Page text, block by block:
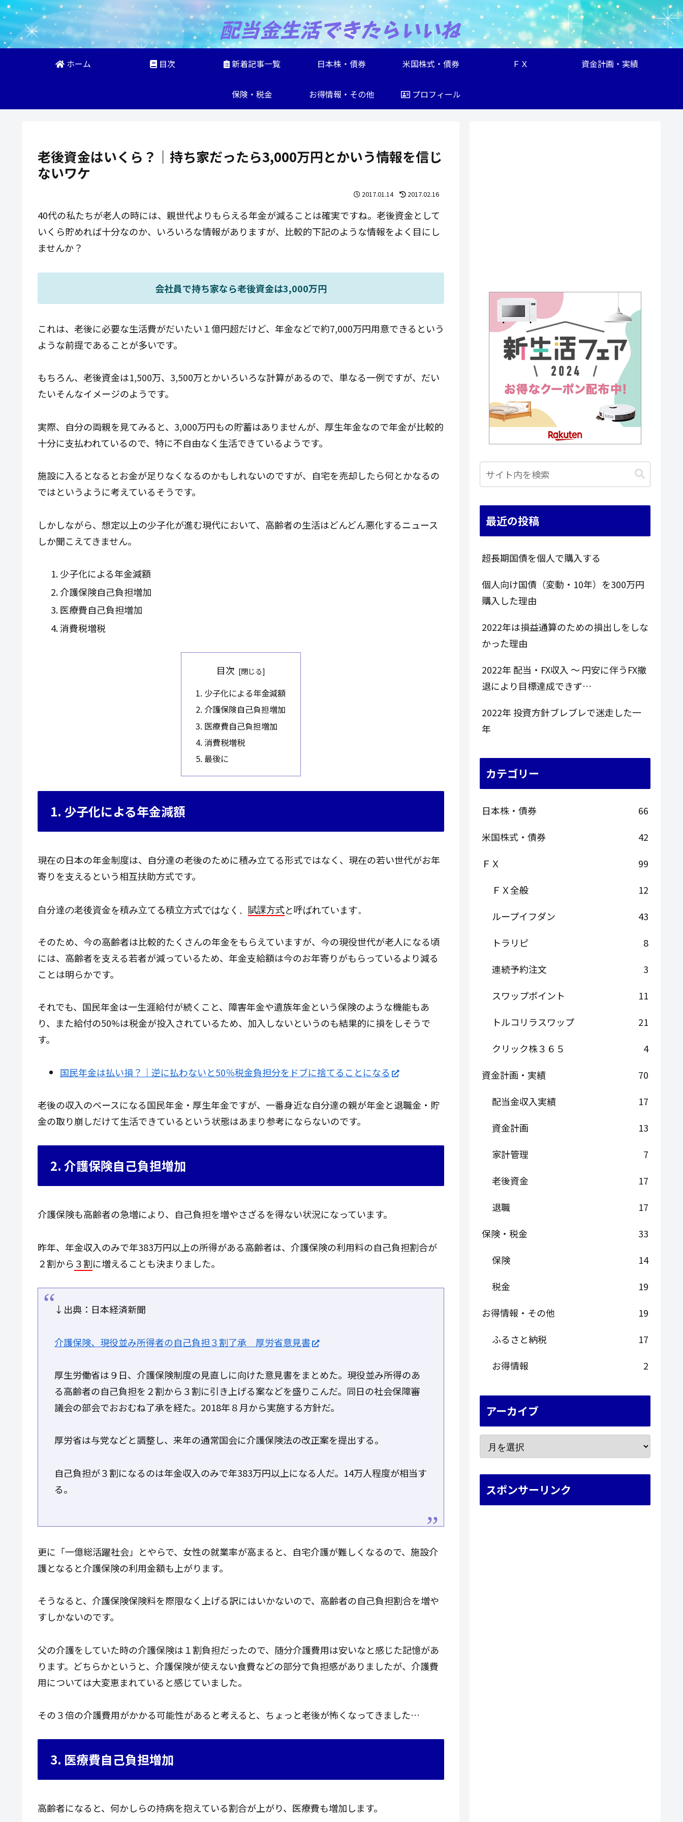
ホーム 目次 新着記事一覧 日本株・債券 米国株式・債券 ＦＸ 資金計画・実績
保険・税金 お得情報・その他 プロフィール
老後資金はいくら？｜持ち家だったら3,000万円とかいう情報を信じ
ないワケ
2017.01.14 2017.02.16
40代の私たちが老人の時には、親世代よりもらえる年金が減ることは確実ですね。老後資金として
いくら貯めれば十分なのか、いろいろな情報がありますが、比較的下記のような情報をよく目にし
ませんか？
会社員で持ち家なら老後資金は3,000万円
これは、老後に必要な生活費がだいたい１億円超だけど、年金などで約7,000万円用意できるという
ような前提であることが多いです。
もちろん、老後資金は1,500万、3,500万とかいろいろな計算があるので、単なる一例ですが、だい
たいそんなイメージのようです。
実際、自分の両親を見てみると、3,000万円もの貯蓄はありませんが、厚生年金なので年金が比較的
十分に支払われているので、特に不自由なく生活できているようです。
施設に入るとなるとお金が足りなくなるのかもしれないのですが、自宅を売却したら何とかなるの
ではというように考えているそうです。
しかしながら、想定以上の少子化が進む現代において、高齢者の生活はどんどん悪化するニュース
しか聞こえてきません。
少子化による年金減額
介護保険自己負担増加
医療費自己負担増加
消費税増税
目次
1. 少子化による年金減額
2. 介護保険自己負担増加
3. 医療費自己負担増加
4. 消費税増税
5. 最後に
1. 少子化による年金減額
現在の日本の年金制度は、自分達の老後のために積み立てる形式ではなく、現在の若い世代がお年
寄りを支えるという相互扶助方式です。
自分達の老後資金を積み立てる積立方式ではなく、 賦課方式と呼ばれています。
そのため、今の高齢者は比較的たくさんの年金をもらえていますが、今の現役世代が老人になる頃
には、高齢者を支える若者が減っているため、年金支給額は今のお年寄りがもらっているより減る
ことは明らかです。
それでも、国民年金は一生涯給付が続くこと、障害年金や遺族年金という保険のような機能もあ
り、また給付の50%は税金が投入されているため、加入しないというのも結果的に損をしそうで
す。
国民年金は払い損？｜逆に払わないと50％税金負担分をドブに捨てることになる
老後の収入のベースになる国民年金・厚生年金ですが、一番身近な自分達の親が年金と退職金・貯
金の取り崩しだけて生活できているという状態はあまり参考にならないのです。
2. 介護保険自己負担増加
介護保険も高齢者の急増により、自己負担を増やさざるを得ない状況になっています。
昨年、年金収入のみで年383万円以上の所得がある高齢者は、介護保険の利用料の自己負担割合が
２割から ３割に増えることも決まりました。
↓出典：日本経済新聞
介護保険、現役並み所得者の自己負担３割了承 厚労省意見書
厚生労働省は９日、介護保険制度の見直しに向けた意見書をまとめた。現役並み所得のあ
る高齢者の自己負担を２割から３割に引き上げる案などを盛りこんだ。同日の社会保障審
議会の部会でおおむね了承を経た。2018年８月から実施する方針だ。
厚労省は与党などと調整し、来年の通常国会に介護保険法の改正案を提出する。
自己負担が３割になるのは年金収入のみで年383万円以上になる人だ。14万人程度が相当す
る。
更に「一億総活躍社会」とやらで、女性の就業率が高まると、自宅介護が難しくなるので、施設介
護となると介護保険の利用金額も上がります。
そうなると、介護保険保険料を際限なく上げる訳にはいかないので、高齢者の自己負担割合を増や
すしかないのです。
父の介護をしていた時の介護保険は１割負担だったので、随分介護費用は安いなと感じた記憶があ
ります。どちらかというと、介護保険が使えない食費などの部分で負担感がありましたが、介護費
用については大変恵まれていると感じていました。
その３倍の介護費用がかかる可能性があると考えると、ちょっと老後が怖くなってきました…
3. 医療費自己負担増加
高齢者になると、何かしらの持病を抱えている割合が上がり、医療費も増加します。
最近の投稿
超長期国債を個人で購入する
個人向け国債（変動・10年）を300万円
購入した理由
2022年は損益通算のための損出しをしな
かった理由
2022年 配当・FX収入 ～ 円安に伴うFX撤
退により目標達成できず…
2022年 投資方針ブレブレで迷走した一
年
カテゴリー
日本株・債券
66
米国株式・債券
42
ＦＸ
99
ＦＸ全般
12
ループイフダン
43
トラリピ
8
連続予約注文
3
スワップポイント
11
トルコリラスワップ
21
クリック株３６５
4
資金計画・実績
70
配当金収入実績
17
資金計画
13
家計管理
7
老後資金
17
退職
17
保険・税金
33
保険
14
税金
19
お得情報・その他
19
ふるさと納税
17
お得情報
2
アーカイブ
スポンサーリンク